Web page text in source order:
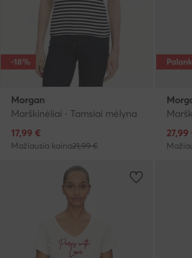
-18%
Morgan
Marškinėliai · Tamsiai mėlyna
Dabartinė kaina
17,99 €
Mažiausia kaina21,99 €
27,99